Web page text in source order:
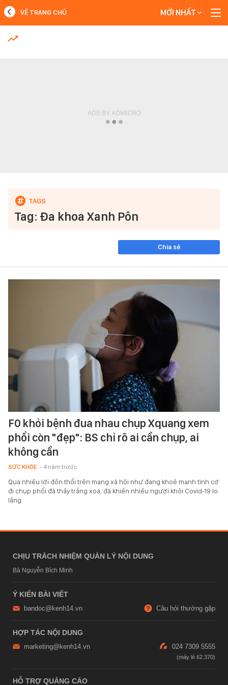
MỚI NHẤT
VỀ TRANG CHỦ MỚI NHẤT
Tag: Đa khoa Xanh Pôn
Chia sẻ
F0 khỏi bệnh đua nhau chụp Xquang xem
phổi còn "đẹp": BS chỉ rõ ai cần chụp, ai
không cần
SỨC KHỎE - 4 năm trước
Quá nhiều lời đồn thổi trên mạng xã hội như đang khoẻ mạnh tình cờ
đi chụp phổi đã thấy trắng xoá, đã khiến nhiều người khỏi Covid-19 lo
lắng.
CHỊU TRÁCH NHIỆM QUẢN LÝ NỘI DUNG
Bà Nguyễn Bích Minh
Ý KIẾN BÀI VIẾT
bandoc@kenh14.vn Câu hỏi thường gặp
HỢP TÁC NỘI DUNG
marketing@kenh14.vn 024 7309 5555
HỖ TRỢ QUẢNG CÁO